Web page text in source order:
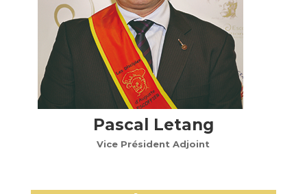
Pascal Letang
Vice Président Adjoint